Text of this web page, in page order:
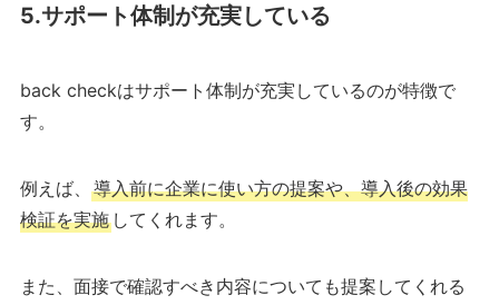
5.サポート体制が充実している
back checkはサポート体制が充実しているのが特徴で
す。
例えば、 導入前に企業に使い方の提案や、導入後の効果
検証を実施してくれます。
また、面接で確認すべき内容についても提案してくれる